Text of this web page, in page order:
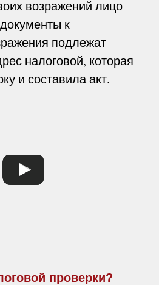
возражений лицо
к
подлежат
налоговой, которая
и составила акт.
проверки?